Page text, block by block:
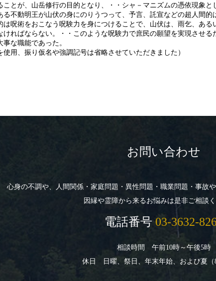
ことが、山岳修行の目的となり、・・シャ－マニズムの憑依現象と
る不動明王が山伏の身にのりうつって、予言、託宣などの超人間的
は呪術をおこなう呪験力を身につけることで、山伏は、雨乞、ある
ければならない。・・このような呪験力で庶民の願望を実現させる
な職能であった。
使用、振り仮名や強調記号は省略させていただきました）
お問い合わせ
心身の不調や、人間関係・家庭問題・異性問題・職業問題・事故
因縁や霊障から来るお悩みは是非ご相談く
電話番号 03-3632-
相談時間 午前10時～午後5時
休日 日曜、祭日、年末年始、および夏（8